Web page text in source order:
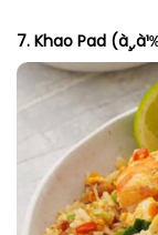
7. Khao Pad